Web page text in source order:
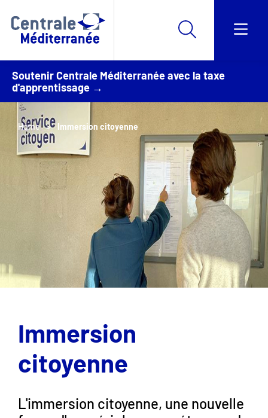
Soutenir Centrale Méditerranée avec la taxe
d'apprentissage →
Home Immersion citoyenne
Immersion
citoyenne
L'immersion citoyenne, une nouvelle